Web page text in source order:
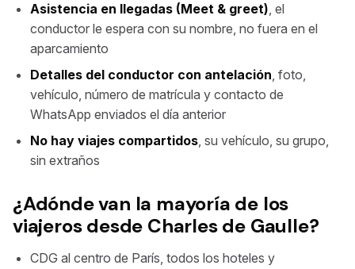
Asistencia en llegadas (Meet & greet), el
conductor le espera con su nombre, no fuera en el
aparcamiento
Detalles del conductor con antelación, foto,
vehículo, número de matrícula y contacto de
WhatsApp enviados el día anterior
No hay viajes compartidos, su vehículo, su grupo,
sin extraños
¿Adónde van la mayoría de los
viajeros desde Charles de Gaulle?
CDG al centro de París, todos los hoteles y